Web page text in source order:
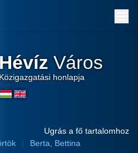
Város
honlapja
Ugrás a fő tartalomhoz
Berta, Bettina